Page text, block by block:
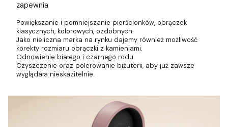
zapewnia
Powiększanie i pomniejszanie pierścionków, obrączek
klasycznych, kolorowych, ozdobnych.
Jako nieliczna marka na rynku dajemy również możliwość
korekty rozmiaru obrączki z kamieniami.
Odnowienie białego i czarnego rodu.
Czyszczenie oraz polerowanie biżuterii, aby już zawsze
wyglądała nieskazitelnie.